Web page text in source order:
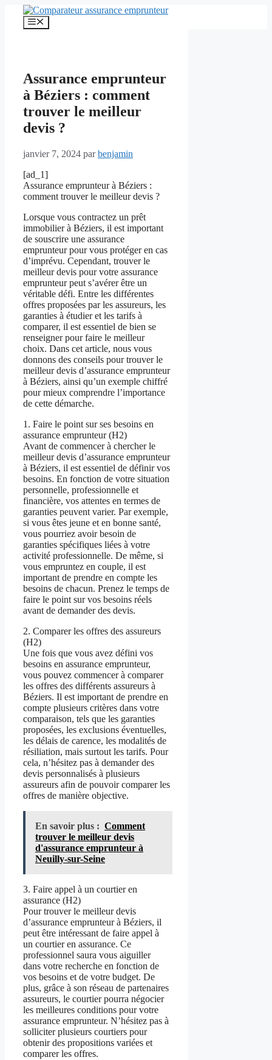
contenu
Menu
Assurance emprunteur
à Béziers : comment
trouver le meilleur
devis ?
janvier 7, 2024 parbenjamin
[ad_1]
Assurance emprunteur à Béziers :
comment trouver le meilleur devis ?
Lorsque vous contractez un prêt
immobilier à Béziers, il est important
de souscrire une assurance
emprunteur pour vous protéger en cas
d’imprévu. Cependant, trouver le
meilleur devis pour votre assurance
emprunteur peut s’avérer être un
véritable défi. Entre les différentes
offres proposées par les assureurs, les
garanties à étudier et les tarifs à
comparer, il est essentiel de bien se
renseigner pour faire le meilleur
choix. Dans cet article, nous vous
donnons des conseils pour trouver le
meilleur devis d’assurance emprunteur
à Béziers, ainsi qu’un exemple chiffré
pour mieux comprendre l’importance
de cette démarche.
1. Faire le point sur ses besoins en
assurance emprunteur (H2)
Avant de commencer à chercher le
meilleur devis d’assurance emprunteur
à Béziers, il est essentiel de définir vos
besoins. En fonction de votre situation
personnelle, professionnelle et
financière, vos attentes en termes de
garanties peuvent varier. Par exemple,
si vous êtes jeune et en bonne santé,
vous pourriez avoir besoin de
garanties spécifiques liées à votre
activité professionnelle. De même, si
vous empruntez en couple, il est
important de prendre en compte les
besoins de chacun. Prenez le temps de
faire le point sur vos besoins réels
avant de demander des devis.
2. Comparer les offres des assureurs
(H2)
Une fois que vous avez défini vos
besoins en assurance emprunteur,
vous pouvez commencer à comparer
les offres des différents assureurs à
Béziers. Il est important de prendre en
compte plusieurs critères dans votre
comparaison, tels que les garanties
proposées, les exclusions éventuelles,
les délais de carence, les modalités de
résiliation, mais surtout les tarifs. Pour
cela, n’hésitez pas à demander des
devis personnalisés à plusieurs
assureurs afin de pouvoir comparer les
offres de manière objective.
En savoir plus : Comment
trouver le meilleur devis
d'assurance emprunteur à
Neuilly-sur-Seine
3. Faire appel à un courtier en
assurance (H2)
Pour trouver le meilleur devis
d’assurance emprunteur à Béziers, il
peut être intéressant de faire appel à
un courtier en assurance. Ce
professionnel saura vous aiguiller
dans votre recherche en fonction de
vos besoins et de votre budget. De
plus, grâce à son réseau de partenaires
assureurs, le courtier pourra négocier
les meilleures conditions pour votre
assurance emprunteur. N’hésitez pas à
solliciter plusieurs courtiers pour
obtenir des propositions variées et
comparer les offres.